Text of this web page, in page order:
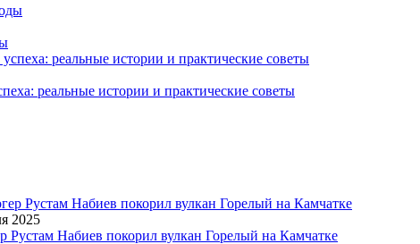
реальные истории и практические советы
2025
Рустам Набиев покорил вулкан Горелый на Камчатке